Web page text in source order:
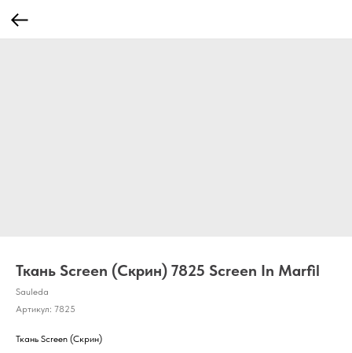
Ткань Screen (Скрин) 7825 Screen In Marfil
Sauleda
Артикул: 7825
Ткань Screen (Скрин)